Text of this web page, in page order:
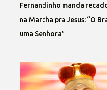
Fernandinho manda
na Marcha pra Jesus: “O
uma Senhora”